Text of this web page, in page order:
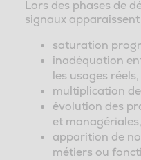
Lors des phases de
signaux apparaissent
saturation
inadéquation
les usages réels,
multiplication
évolution des
et managériales,
apparition de
métiers ou